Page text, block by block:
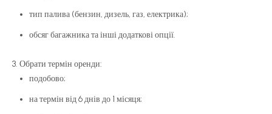
тип палива (бензин, дизель, газ, електрика);
обсяг багажника та інші додаткові опції.
Обрати термін оренди:
подобово;
на термін від 6 днів до 1 місяця;